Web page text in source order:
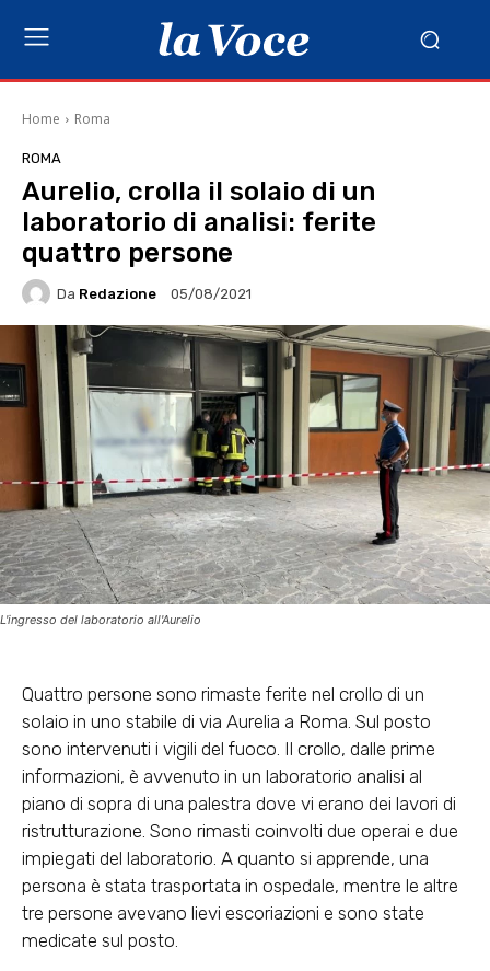
Home Roma
ROMA
Aurelio, crolla il solaio di un
laboratorio di analisi: ferite
quattro persone
Da Redazione 05/08/2021
L'ingresso del laboratorio all'Aurelio
Quattro persone sono rimaste ferite nel crollo di un
solaio in uno stabile di via Aurelia a Roma. Sul posto
sono intervenuti i vigili del fuoco. Il crollo, dalle prime
informazioni, è avvenuto in un laboratorio analisi al
piano di sopra di una palestra dove vi erano dei lavori di
ristrutturazione. Sono rimasti coinvolti due operai e due
impiegati del laboratorio. A quanto si apprende, una
persona è stata trasportata in ospedale, mentre le altre
tre persone avevano lievi escoriazioni e sono state
medicate sul posto.